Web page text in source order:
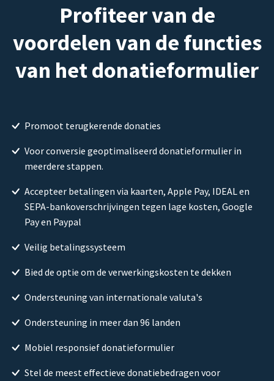
Profiteer van de
voordelen van de functies
van het donatieformulier
Promoot terugkerende donaties
Voor conversie geoptimaliseerd donatieformulier in
meerdere stappen.
Accepteer betalingen via kaarten, Apple Pay, IDEAL en
SEPA-bankoverschrijvingen tegen lage kosten, Google
Pay en Paypal
Veilig betalingssysteem
Bied de optie om de verwerkingskosten te dekken
Ondersteuning van internationale valuta's
Ondersteuning in meer dan 96 landen
Mobiel responsief donatieformulier
Stel de meest effectieve donatiebedragen voor